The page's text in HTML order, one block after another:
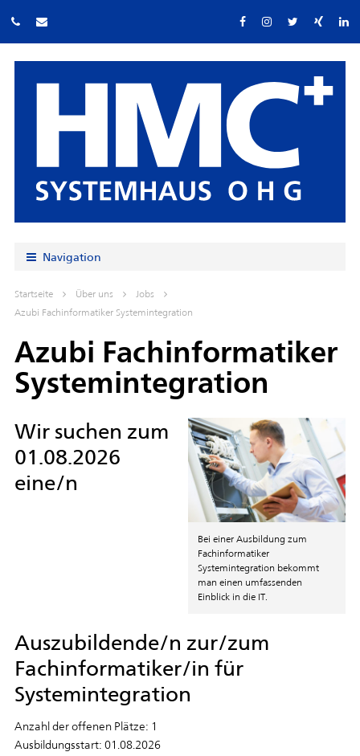
Navigation
Startseite Über uns
Jobs
Azubi Fachinformatiker Systemintegration
Azubi Fachinformatiker
Systemintegration
Bei einer Ausbildung zum
Fachinformatiker
Systemintegration bekommt
man einen umfassenden
Einblick in die IT.
Wir suchen zum
01.08.2026
eine/n
Auszubildende/n zur/zum
Fachinformatiker/in für
Systemintegration
Anzahl der offenen Plätze: 1
Ausbildungsstart: 01.08.2026